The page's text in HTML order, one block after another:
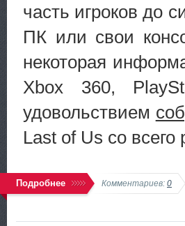
часть игроков до
ПК или свои
некоторая
Xbox 360,
удовольствием
Last of Us со
Подробнее Комментариев: 0